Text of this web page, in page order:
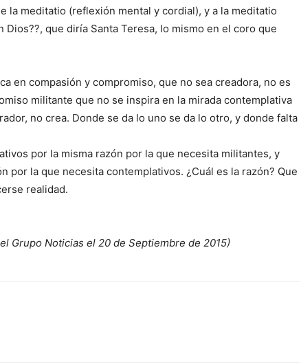
la meditatio (reflexión mental y cordial), y a la meditatio
que diría Santa Teresa, lo mismo en el coro que
en compasión y compromiso, que no sea creadora, no es
militante que no se inspira en la mirada contemplativa
no crea. Donde se da lo uno se da lo otro, y donde falta
por la misma razón por la que necesita militantes, y
por la que necesita contemplativos. ¿Cuál es la razón? Que
realidad.
Grupo Noticias el 20 de Septiembre de 2015)